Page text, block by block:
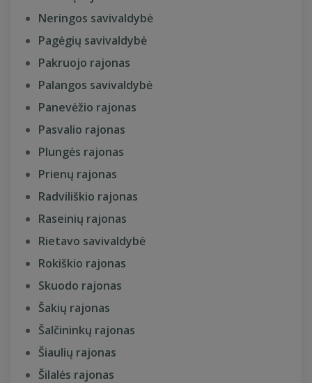
Neringos savivaldybė
Pagėgių savivaldybė
Pakruojo rajonas
Palangos savivaldybė
Panevėžio rajonas
Pasvalio rajonas
Plungės rajonas
Prienų rajonas
Radviliškio rajonas
Raseinių rajonas
Rietavo savivaldybė
Rokiškio rajonas
Skuodo rajonas
Šakių rajonas
Šalčininkų rajonas
Šiaulių rajonas
Šilalės rajonas